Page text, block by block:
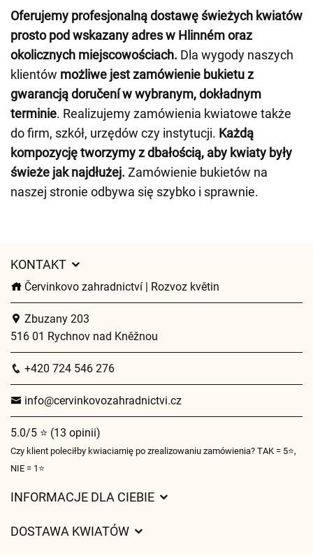
Oferujemy profesjonalną dostawę świeżych kwiatów
prosto pod wskazany adres w Hlinném oraz
okolicznych miejscowościach. Dla wygody naszych
klientów możliwe jest zamówienie bukietu z
gwarancją doručení w wybranym, dokładnym
terminie. Realizujemy zamówienia kwiatowe także
do firm, szkół, urzędów czy instytucji. Każdą
kompozycję tworzymy z dbałością, aby kwiaty były
świeże jak najdłużej. Zamówienie bukietów na
naszej stronie odbywa się szybko i sprawnie.
KONTAKT
Červinkovo zahradnictví | Rozvoz květin
Zbuzany 203
516 01 Rychnov nad Kněžnou
+420 724 546 276
info@cervinkovozahradnictvi.cz
5.0/5 ⭐ (13 opinii)
Czy klient poleciłby kwiaciarnię po zrealizowaniu zamówienia? TAK = 5⭐,
NIE = 1⭐
INFORMACJE DLA CIEBIE
DOSTAWA KWIATÓW